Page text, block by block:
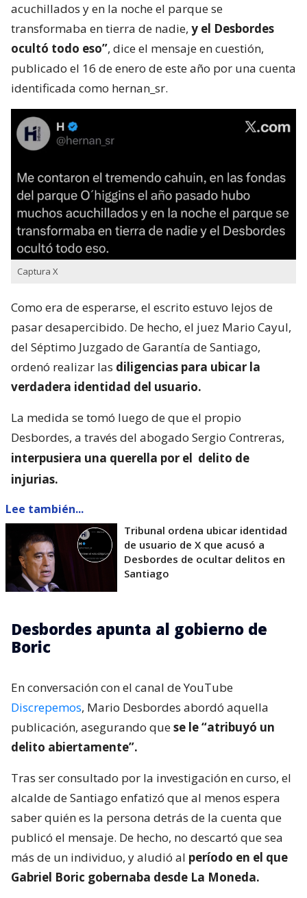
acuchillados y en la noche el parque se
transformaba en tierra de nadie, y el Desbordes
ocultó todo eso”, dice el mensaje en cuestión,
publicado el 16 de enero de este año por una cuenta
identificada como hernan_sr.
Captura X
Como era de esperarse, el escrito estuvo lejos de
pasar desapercibido. De hecho, el juez Mario Cayul,
del Séptimo Juzgado de Garantía de Santiago,
ordenó realizar las diligencias para ubicar la
verdadera identidad del usuario.
La medida se tomó luego de que el propio
Desbordes, a través del abogado Sergio Contreras,
interpusiera una querella por el delito de
injurias.
Lee también...
Tribunal ordena ubicar identidad
de usuario de X que acusó a
Desbordes de ocultar delitos en
Santiago
Desbordes apunta al gobierno de
Boric
En conversación con el canal de YouTube
Discrepemos, Mario Desbordes abordó aquella
publicación, asegurando quese le “atribuyó un
delito abiertamente”.
Tras ser consultado por la investigación en curso, el
alcalde de Santiago enfatizó que al menos espera
saber quién es la persona detrás de la cuenta que
publicó el mensaje. De hecho, no descartó que sea
más de un individuo, y aludió al período en el que
Gabriel Boric gobernaba desde La Moneda.